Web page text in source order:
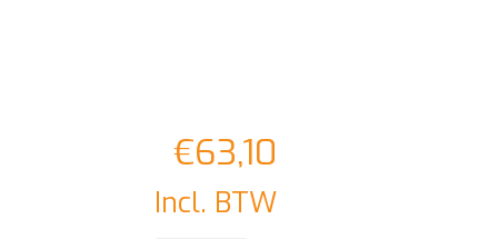
€63,10
Incl. BTW